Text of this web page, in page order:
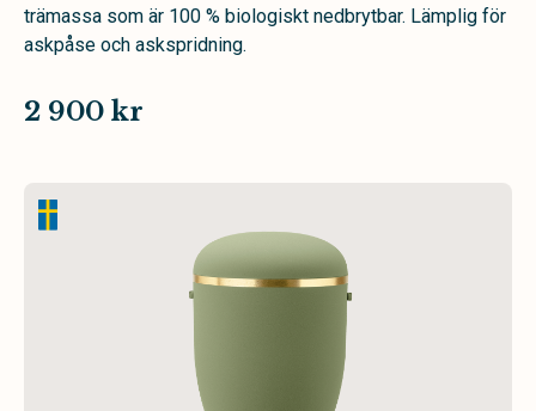
trämassa som är 100 % biologiskt nedbrytbar. Lämplig för
askpåse och askspridning.
2 900 kr